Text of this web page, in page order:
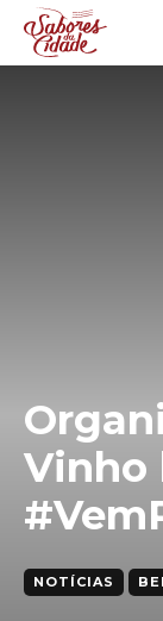
Vinho
NOTÍCIAS